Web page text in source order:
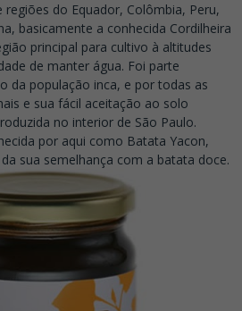
regiões do Equador, Colômbia, Peru,
basicamente a conhecida Cordilheira
principal para cultivo à altitudes
de manter água. Foi parte
da população inca, e por todas as
e sua fácil aceitação ao solo
no interior de São Paulo.
por aqui como Batata Yacon,
sua semelhança com a batata doce.